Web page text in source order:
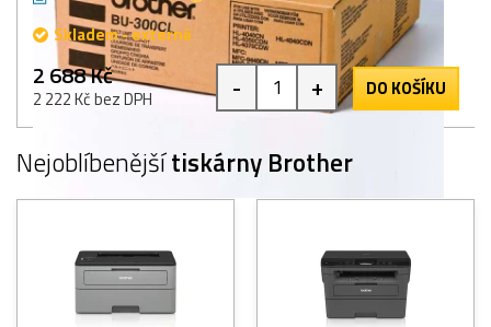
Skladem - externě
2 688 Kč
2 222 Kč bez DPH - + DO KOŠÍKU
Nejoblíbenějšítiskárny Brother